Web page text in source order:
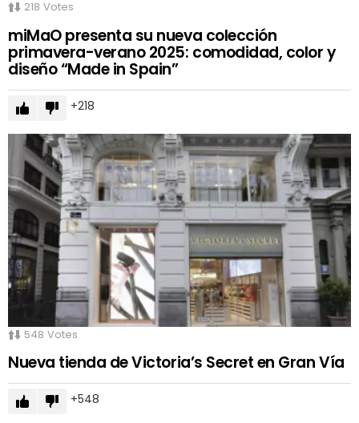
218 Votes
miMaO presenta su nueva colección
primavera-verano 2025: comodidad, color y
diseño “Made in Spain”
218
548 Votes
Nueva tienda de Victoria’s Secret en Gran Vía
548